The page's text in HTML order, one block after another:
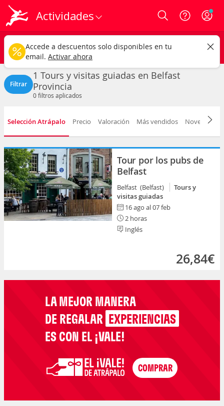
Actividades Login
Belfast
Tours y visitas guiadas Cualquier fecha
CAMBIAR
Filtrar
1 Tours y visitas guiadas en Belfast
Provincia
0filtros aplicados
Selección Atrápalo Precio Valoración Más vendidos Novedad
Tour por los pubs de
Belfast
Belfast (Belfast)
Tours y
visitas guiadas
16 ago al 07 feb
2 horas
Inglés
26,84€
LA MEJOR MANERA
DE REGALAR EXPERIENCIAS
ES CON EL ¡VALE!
Accede a descuentos solo disponibles en tu
email. Activar ahora